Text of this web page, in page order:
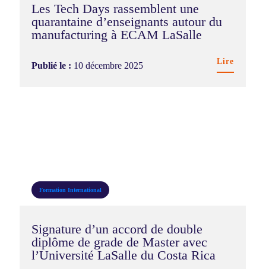
Les Tech Days rassemblent une
quarantaine d’enseignants autour du
manufacturing à ECAM LaSalle
Publié le : 10 décembre 2025 Lire
Formation International
Signature d’un accord de double
diplôme de grade de Master avec
l’Université LaSalle du Costa Rica